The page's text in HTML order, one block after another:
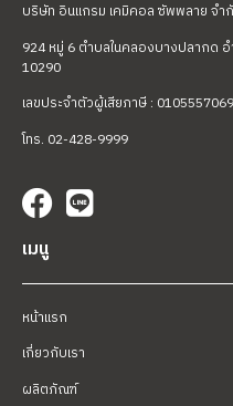
บริษัท อินแกรม เคมิคอล ซัพพลาย จำ
924 หมู่ 6 ตำบลในคลองบางปลากด อ
10290
เลขประจำตัวผู้เสียภาษี :
โทร. 02-428-9999
เมนู
หน้าแรก
เกี่ยวกับเรา
ผลิตภัณฑ์